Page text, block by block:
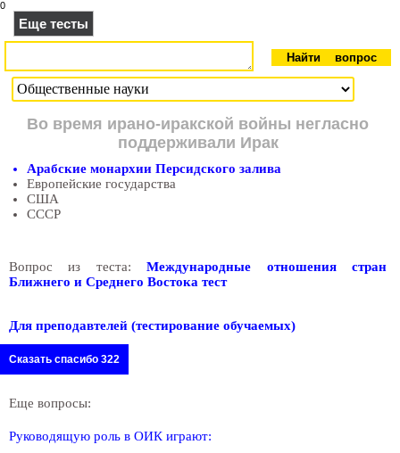
0
Еще тесты
Во время ирано-иракской войны негласно
поддерживали Ирак
Арабские монархии Персидского залива
Европейские государства
США
СССР
Вопрос из теста:Международные отношения стран
Ближнего и Среднего Востока тест
Для преподавтелей (тестирование обучаемых)
Сказать спасибо 322
Еще вопросы:
Руководящую роль в ОИК играют: